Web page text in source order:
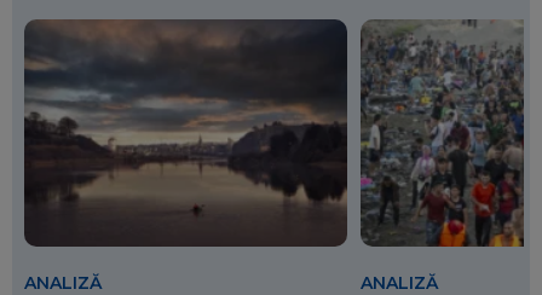
ANALIZĂ
ANALIZĂ